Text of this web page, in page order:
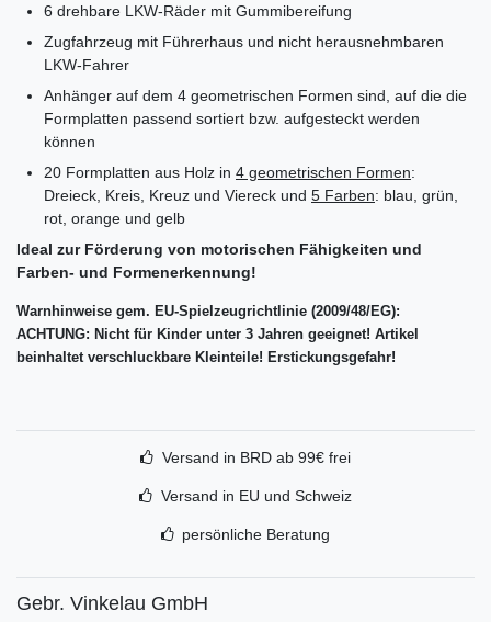
6 drehbare LKW-Räder mit Gummibereifung
Zugfahrzeug mit Führerhaus und nicht herausnehmbaren
LKW-Fahrer
Anhänger auf dem 4 geometrischen Formen sind, auf die die
Formplatten passend sortiert bzw. aufgesteckt werden
können
20 Formplatten aus Holz in 4 geometrischen Formen:
Dreieck, Kreis, Kreuz und Viereck und 5 Farben: blau, grün,
rot, orange und gelb
Ideal zur Förderung von motorischen Fähigkeiten und
Farben- und Formenerkennung!
Warnhinweise gem. EU-Spielzeugrichtlinie (2009/48/EG):
ACHTUNG: Nicht für Kinder unter 3 Jahren geeignet! Artikel
beinhaltet verschluckbare Kleinteile! Erstickungsgefahr!
Versand in BRD ab 99€ frei
Versand in EU und Schweiz
persönliche Beratung
Gebr. Vinkelau GmbH